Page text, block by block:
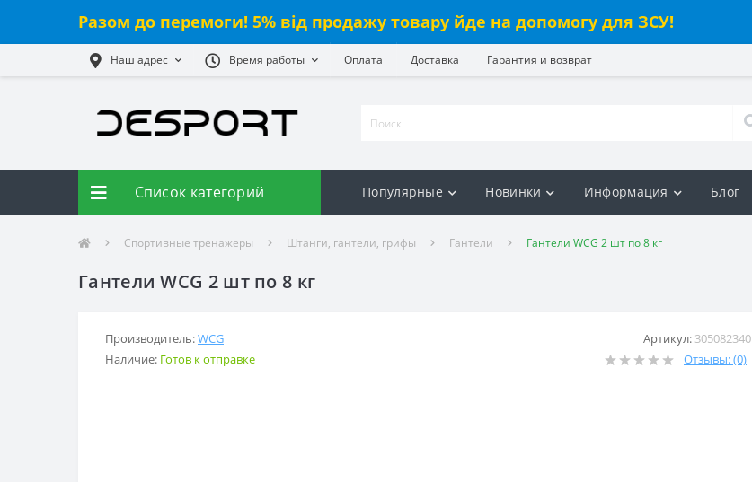
Разом до перемоги! 5% від продажу товару йде на допомогу для ЗСУ!
Наш адрес Время работы Оплата Доставка Гарантия и возврат
Список категорий Популярные Новинки Информация Блог
Спортивные тренажеры Штанги, гантели, грифы Гантели Гантели WCG 2 шт по 8 кг
Гантели WCG 2 шт по 8 кг
Производитель:WCG Артикул: 305082340
Наличие: Готов к отправке Отзывы: (0)